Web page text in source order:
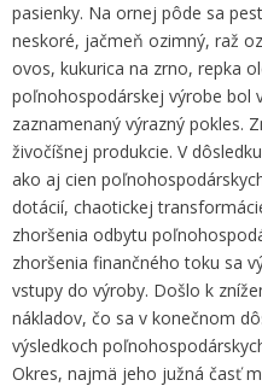
pasienky. Na ornej pôde sa
neskoré, jačmeň ozimný, raž
ovos, kukurica na zrno, repka
poľnohospodárskej výrobe bol
zaznamenaný výrazný pokles.
živočíšnej produkcie. V
ako aj cien
dotácií, chaotickej
zhoršenia odbytu
zhoršenia finančného toku sa
vstupy do výroby. Došlo k
nákladov, čo sa v konečnom
výsledkoch
Okres, najmä jeho južná časť